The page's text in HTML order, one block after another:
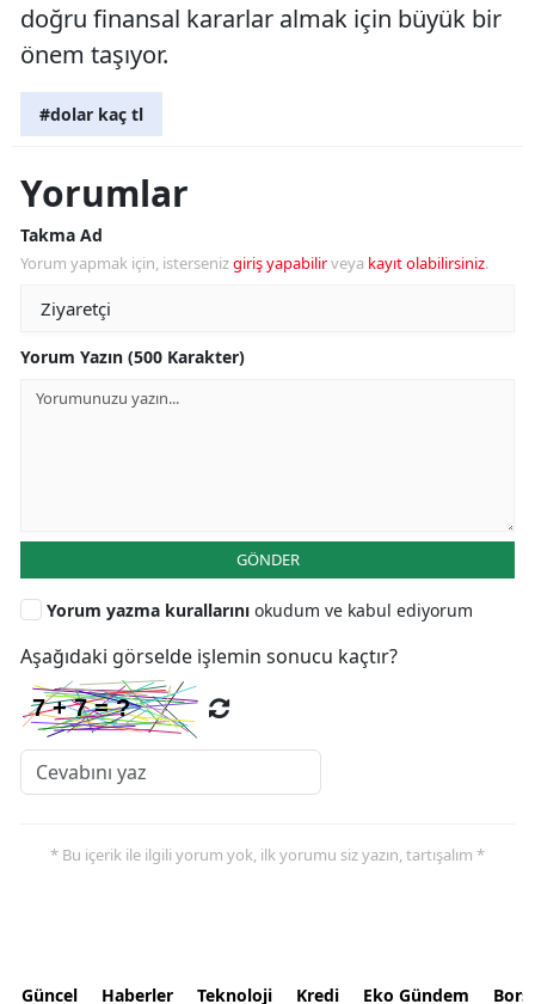
doğru finansal kararlar almak için büyük bir
önem taşıyor.
#dolar kaç tl
Yorumlar
Takma Ad
Yorum yapmak için, istersenizgiriş yapabilirveya kayıt olabilirsiniz.
Yorum Yazın (500 Karakter)
GÖNDER
Yorum yazma kurallarını okudum ve kabul ediyorum
Aşağıdaki görselde işlemin sonucu kaçtır?
* Bu içerik ile ilgili yorum yok, ilk yorumu siz yazın, tartışalım *
Güncel Haberler Teknoloji Kredi Eko Gündem